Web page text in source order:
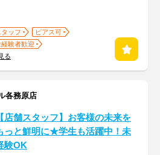
ッフ
ピアス可
経験者歓迎
る
各務原店
【店舗スタッフ】お客様の未来を
っと鮮明に★学生も活躍中！未
験OK